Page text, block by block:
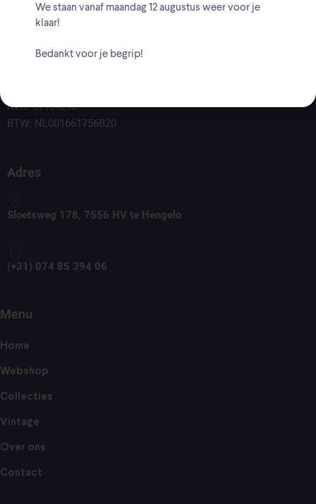
KVK: 67164218
BTW: NL001661756B20
Adres
Sloetsweg 178, 7556 HV te Hengelo
(+31) 074 85 394 06
Menu
Home
Webshop
Collecties
Vintage
Over ons
Contact
We staan vanaf maandag 12 augustus weer voor je
klaar!
Bedankt voor je begrip!